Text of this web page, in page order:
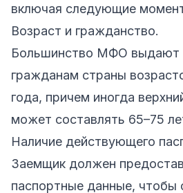
включая следующие
Возраст и гражданство.
Большинство МФО выдают
гражданам страны
года, причем иногда
может составлять 65–75
Наличие действующего
Заемщик должен
паспортные данные, чтобы